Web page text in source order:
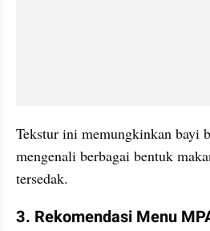
Tekstur ini memungkinkan bayi
mengenali berbagai bentuk
tersedak.
3. Rekomendasi Menu